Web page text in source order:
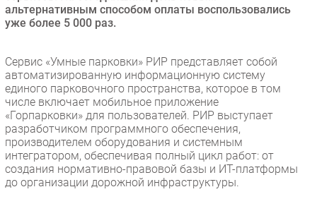
Интервью
Проекты
IT класс
Тестовый стенд
Каталог компаний
альтернативным способом оплаты воспользовались
уже более 5 000 раз.
Сервис «Умные парковки» РИР представляет собой
автоматизированную информационную систему
единого парковочного пространства, которое в том
числе включает мобильное приложение
«Горпарковки» для пользователей. РИР выступает
разработчиком программного обеспечения,
производителем оборудования и системным
интегратором, обеспечивая полный цикл работ: от
создания нормативно-правовой базы и ИТ-платформы
до организации дорожной инфраструктуры.